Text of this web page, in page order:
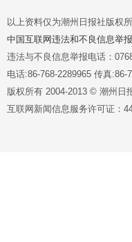
以上资料仅为潮州日报社版权
中国互联网违法和不良信息举
违法与不良信息举报电话：
电话:86-768-2289965 传真
版权所有 2004-2013 © 潮州日
互联网新闻信息服务许可证：